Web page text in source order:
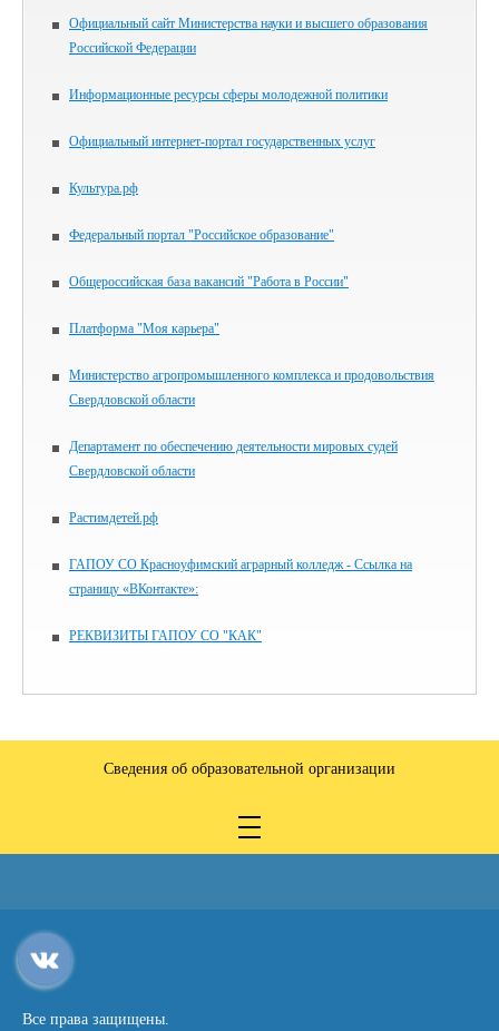
Официальный сайт Министерства науки и высшего образования
Российской Федерации
Информационные ресурсы сферы молодежной политики
Официальный интернет-портал государственных услуг
Культура.рф
Федеральный портал "Российское образование"
Общероссийская база вакансий "Работа в России"
Платформа "Моя карьера"
Министерство агропромышленного комплекса и продовольствия
Свердловской области
Департамент по обеспечению деятельности мировых судей
Свердловской области
Растимдетей.рф
ГАПОУ СО Красноуфимский аграрный колледж - Ссылка на
страницу «ВКонтакте»:
РЕКВИЗИТЫ ГАПОУ СО "КАК"
Сведения об образовательной организации
Все права защищены.